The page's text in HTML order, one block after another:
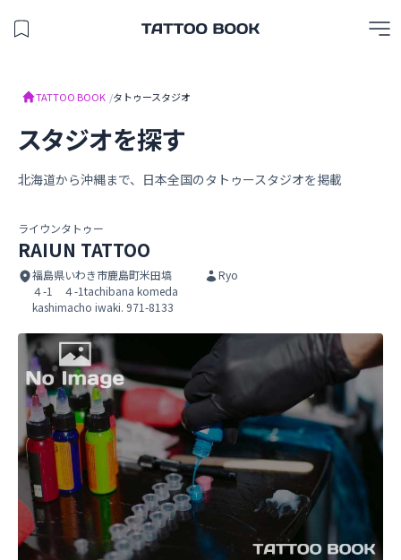
保存したスタジオを見る
TATTOO BOOK /タトゥースタジオ
スタジオを探す
北海道から沖縄まで、日本全国のタトゥースタジオを掲載
ライウンタトゥー
RAIUN TATTOO
福島県いわき市鹿島町米田塙
４-1 ４-1tachibana komeda
kashimacho iwaki. 971-8133
Ryo
RAIUN TATTOO